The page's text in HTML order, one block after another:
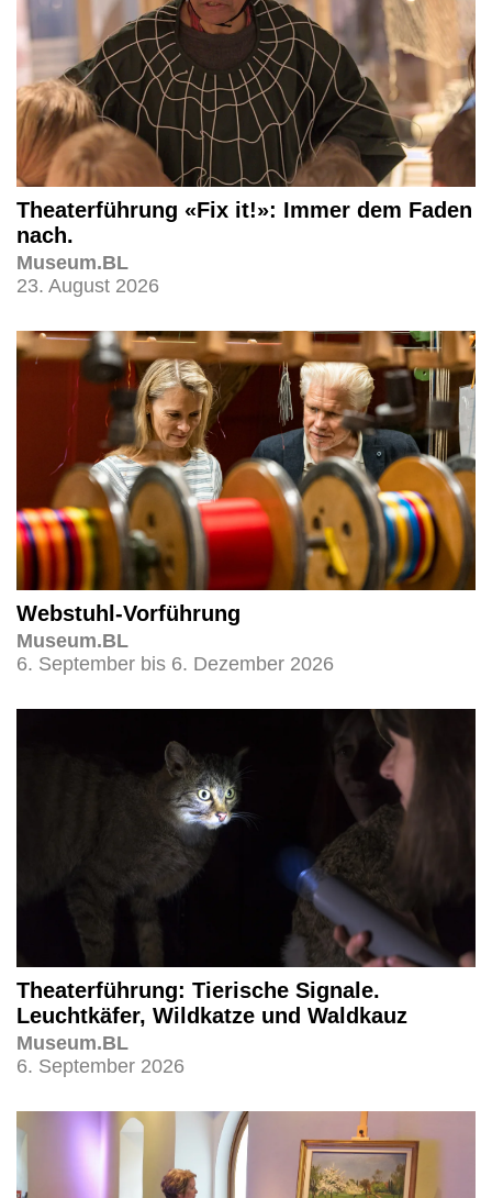
Theaterführung «Fix it!»: Immer dem Faden
nach.
Museum.BL
23. August 2026
Webstuhl-Vorführung
Museum.BL
6. September bis 6. Dezember 2026
Theaterführung: Tierische Signale.
Leuchtkäfer, Wildkatze und Waldkauz
Museum.BL
6. September 2026